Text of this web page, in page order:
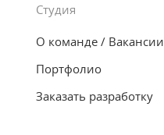
Студия
О команде / Вакансии
Портфолио
Заказать разработку